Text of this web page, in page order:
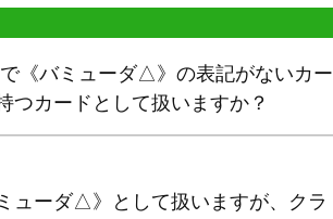
《バミューダ△》の表記がないカー
つカードとして扱いますか？
ューダ△》として扱いますが、クラ